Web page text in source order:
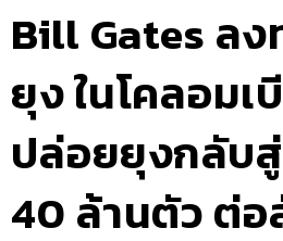
Bill Gates ล
ยุง ในโคลอมเ
ปล่อยยุงกลับ
40 ล้านตัว ต่